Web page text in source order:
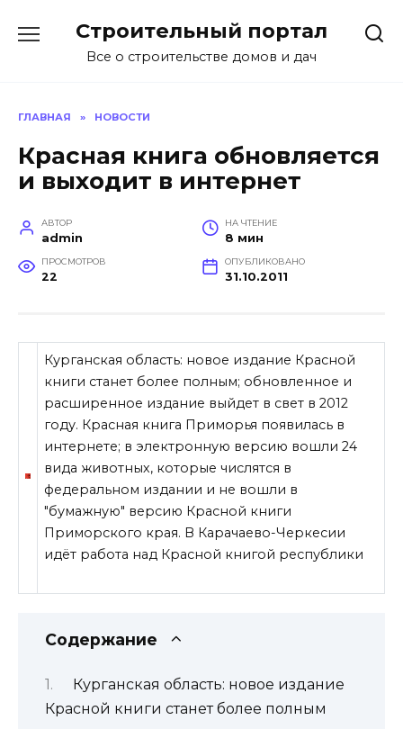
содержанию
Строительный портал
Все о строительстве домов и дач
ГЛАВНАЯ » НОВОСТИ
Красная книга обновляется
и выходит в интернет
АВТОР
admin
НА ЧТЕНИЕ
8 мин
ПРОСМОТРОВ
22
ОПУБЛИКОВАНО
31.10.2011
Курганская область: новое издание Красной
книги станет более полным; обновленное и
расширенное издание выйдет в свет в 2012
году. Красная книга Приморья появилась в
интернете; в электронную версию вошли 24
вида животных, которые числятся в
федеральном издании и не вошли в
"бумажную" версию Красной книги
Приморского края. В Карачаево-Черкесии
идёт работа над Красной книгой республики
Содержание
Курганская область: новое издание
Красной книги станет более полным